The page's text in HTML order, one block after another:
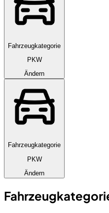
Fahrzeugkategorie
PKW
Ändern
Fahrzeugkategorie
PKW
Ändern